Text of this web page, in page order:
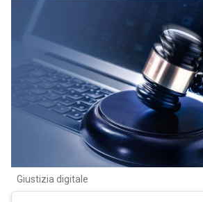
Giustizia digitale